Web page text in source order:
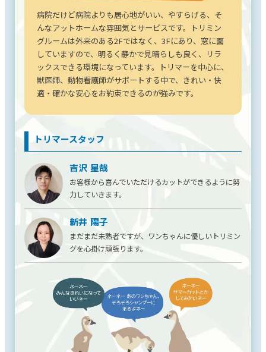
病院だけど病院よりも居心地がいい、やすらげる、そ
んなアットホームな雰囲気とサービスです。トリミン
グルームは外来のある2Fではなく、3Fにあり、窓に面
していますので、明るく静かで見晴らしも良く、リラ
ックスできる環境になっています。トリマーを中心に、
獣医師、動物看護師がサポートする中で、きれい・快
適・確かな安心をお約束できるのが強みです。
トリマースタッフ
吉沢 星哉
お客様から喜んでいただけるカットができるように努
力していきます。
新井 陽子
まだまだ未熟者ですが、ワンちゃんに優しいトリミン
グを心掛け頑張ります。